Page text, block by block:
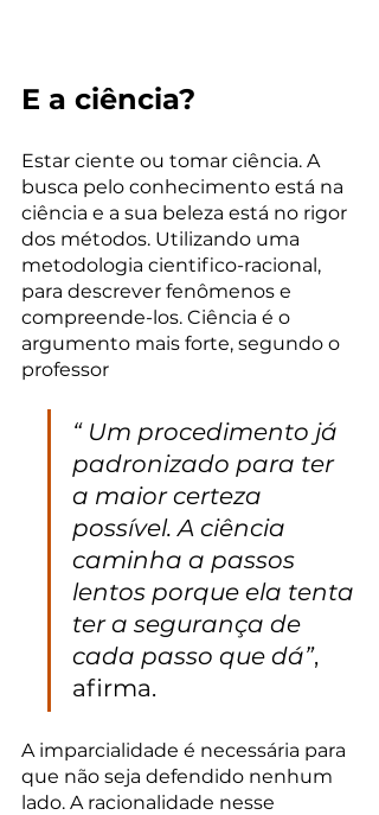
E a ciência?
Estar ciente ou tomar ciência. A
busca pelo conhecimento está na
ciência e a sua beleza está no rigor
dos métodos. Utilizando uma
metodologia cientifico-racional,
para descrever fenômenos e
compreende-los. Ciência é o
argumento mais forte, segundo o
professor
“ Um procedimento já
padronizado para ter
a maior certeza
possível. A ciência
caminha a passos
lentos porque ela tenta
ter a segurança de
cada passo que dá”,
afirma.
A imparcialidade é necessária para
que não seja defendido nenhum
lado. A racionalidade nesse